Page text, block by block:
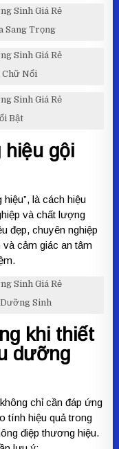
Sang Trọng
Nổi
Bật
hiệu gội
là cách hiệu
và chất lượng
đẹp, chuyên nghiệp
và cảm giác an tâm
Sinh
khi thiết
dưỡng
chỉ cần đáp ứng
tính hiệu quả trong
điệp thương hiệu.